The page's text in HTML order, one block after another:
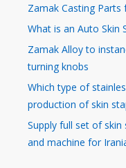
Zamak Casting Parts
What is an Auto Skin
Zamak Alloy to
turning knobs
Which type of
production of skin
Supply full set of
and machine for